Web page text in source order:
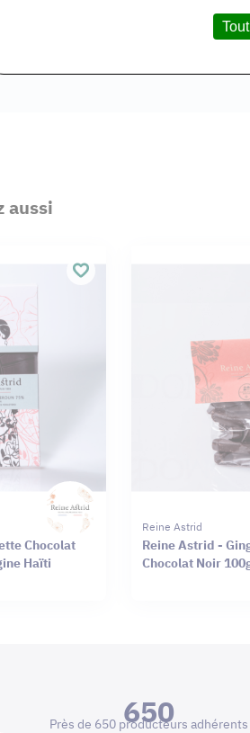
aussi
Chocolat
Haïti
Reine Astrid
Reine Astrid -
Chocolat Noir
650
Près de 650 producteurs adhérents